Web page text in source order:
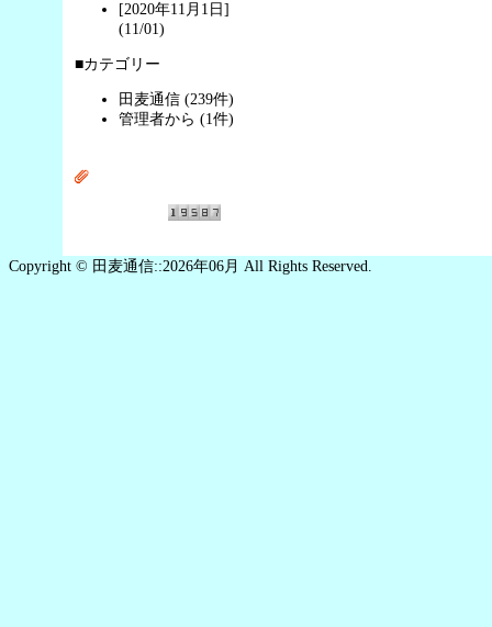
[2020年11月1日]
(11/01)
■カテゴリー
田麦通信 (239件)
管理者から (1件)
Copyright © 田麦通信::2026年06月 All Rights Reserved.